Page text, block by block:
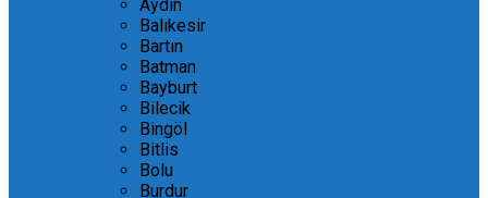
Aydın
Balıkesir
Bartın
Batman
Bayburt
Bilecik
Bingöl
Bitlis
Bolu
Burdur